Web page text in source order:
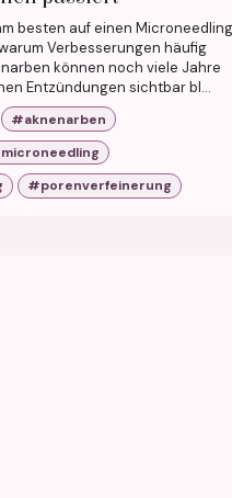
besten auf einen
Verbesserungen häufig
können noch viele Jahre
Entzündungen sichtbar bl...
#aknenarben
#porenverfeinerung